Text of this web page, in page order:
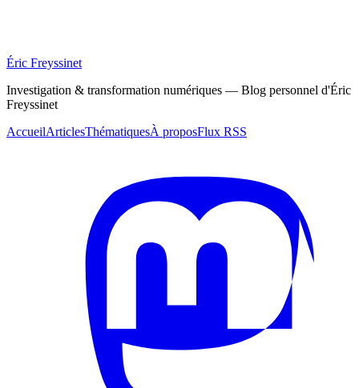
Éric Freyssinet
Investigation & transformation numériques — Blog personnel d'Éric
Freyssinet
AccueilArticlesThématiquesÀ proposFlux RSS